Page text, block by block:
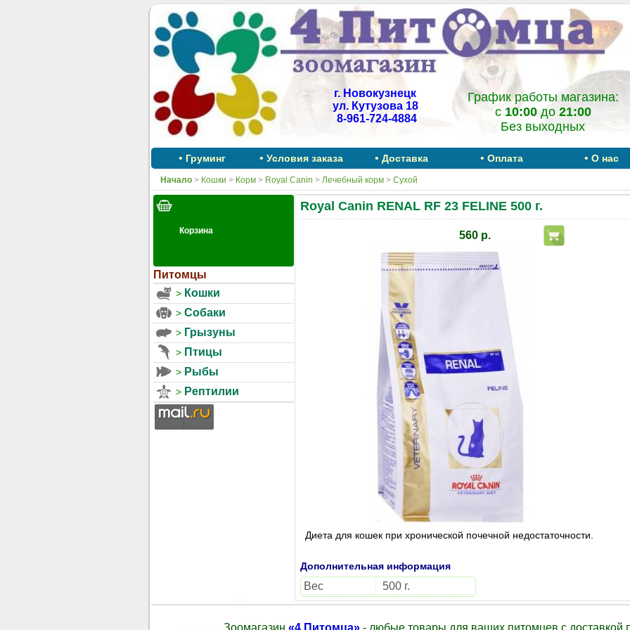
г. Новокузнецк
ул. Кутузова 18
8-961-724-4884
График работы магазина:
c 10:00до 21:00
Без выходных
• Груминг • Условия заказа • Доставка • Оплата • О нас
Начало> Кошки > Корм> Royal Canin > Лечебный корм> Сухой
Питомцы
Кошки
Собаки
Грызуны
Птицы
Рыбы
Рептилии
Royal Canin RENAL RF 23 FELINE 500 г.
560 р.
Диета для кошек при хронической почечной недостаточности.
Дополнительная информация
Вес 500 г.
Зоомагазин «4 Питомца» - любые товары для ваших питомцев с доставкой